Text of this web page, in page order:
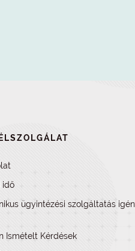
idő
ügyintézési szolgáltatás
Ismételt Kérdések